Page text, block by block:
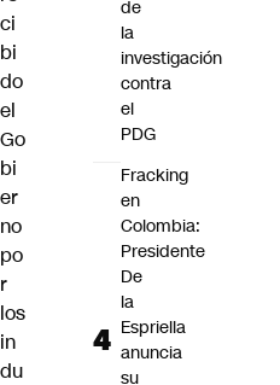
ci
bi
do
el
Go
bi
er
no
po
r
los
in
du
de
la
investigación
contra
el
PDG
Fracking
en
Colombia:
Presidente
De
la
Espriella
anuncia
su